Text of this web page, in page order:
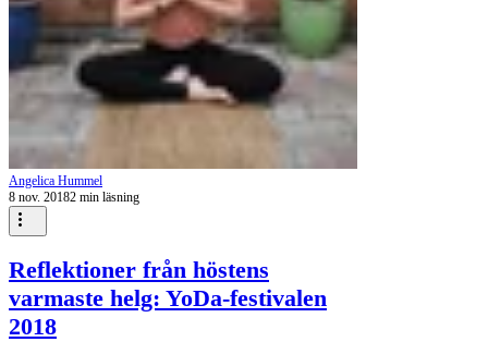
Angelica Hummel
8 nov. 20182 min läsning
Reflektioner från höstens
varmaste helg: YoDa-festivalen
2018